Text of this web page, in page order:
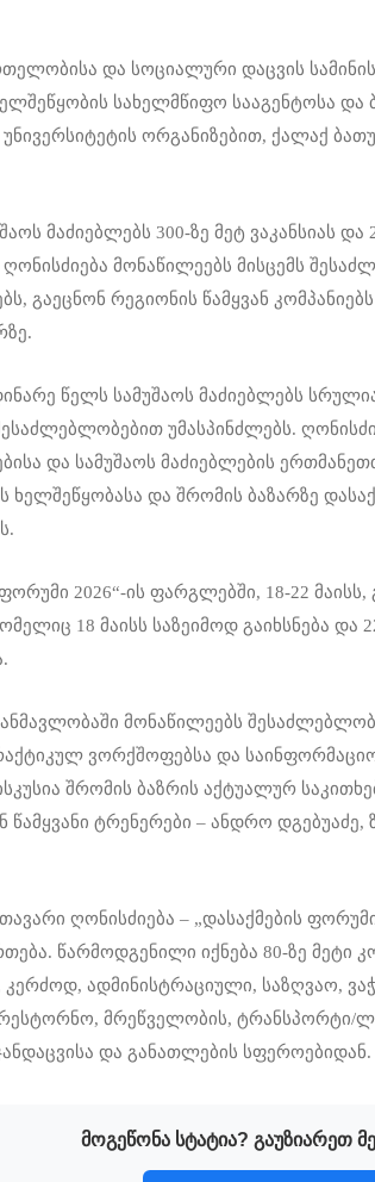
და სოციალური დაცვის
სახელმწიფო სააგენტოსა
ორგანიზებით, ქალაქ
მაძიებლებს 300-ზე მეტ ვაკანსიას
ღონისძიება მონაწილეებს მისცემს
გაეცნონ რეგიონის წამყვან
წელს სამუშაოს მაძიებლებს
უმასპინძლებს.
და სამუშაოს მაძიებლების
ხელშეწყობასა და შრომის ბაზარზე
ფორუმი 2026“-ის ფარგლებში, 18-22
18 მაისს საზეიმოდ გაიხსნება და
მონაწილეებს
ვორქშოფებსა და
შრომის ბაზრის აქტუალურ
წამყვანი ტრენერები – ანდრო
ღონისძიება – „დასაქმების ფორუმი
წარმოდგენილი იქნება 80-ზე მეტი
ადმინისტრაციული, საზღვაო,
მრეწველობის, ტრანსპორტი/
და განათლების სფეროებიდან.
მოგეწონა სტატია? გაუზიარეთ